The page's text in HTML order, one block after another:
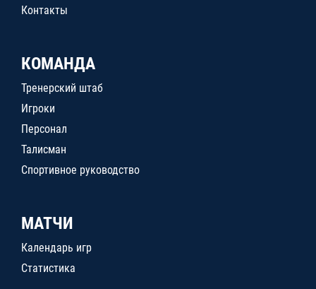
Контакты
КОМАНДА
Тренерский штаб
Игроки
Персонал
Талисман
Спортивное руководство
МАТЧИ
Календарь игр
Статистика